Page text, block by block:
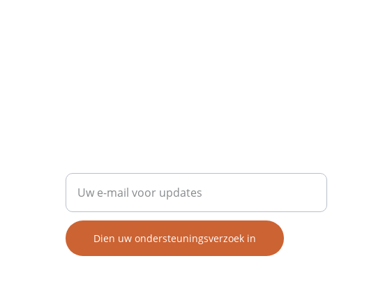
Dien uw ondersteuningsverzoek in